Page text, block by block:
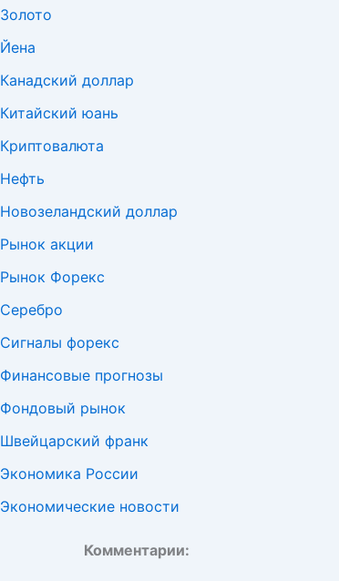
Золото
Йена
Канадский доллар
Китайский юань
Криптовалюта
Нефть
Новозеландский доллар
Рынок акции
Рынок Форекс
Серебро
Сигналы форекс
Финансовые прогнозы
Фондовый рынок
Швейцарский франк
Экономика России
Экономические новости
Комментарии: